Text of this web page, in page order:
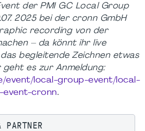
der PMI GC Local Group
2025 bei der cronn GmbH
recording von der
– da könnt ihr live
begleitende Zeichnen etwas
es zur Anmeldung:
event/local-group-event/local-
event-cronn.
PARTNER